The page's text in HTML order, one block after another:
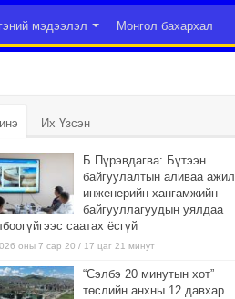
мэдээлэл Монгол бахархал
Их Үзсэн
Б.Пүрэвдагва: Бүтээн
байгуулалтын аливаа ажил
инженерийн хангамжийн
байгууллагуудын уялдаа
саатах ёсгүй
оны 7 сар 20 / 17 цаг 21 минут
“Сэлбэ 20 минутын хот”
төслийн анхны 12 давхар